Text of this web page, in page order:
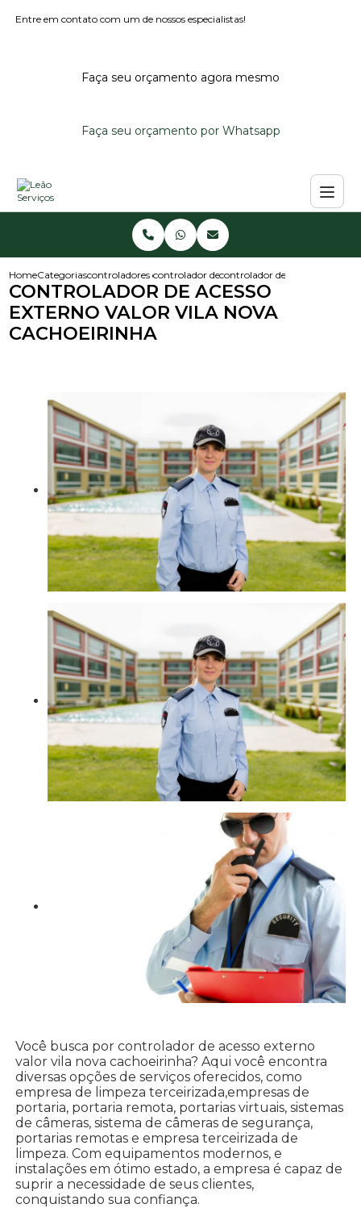
Entre em contato com um de nossos especialistas!
Faça seu orçamento agora mesmo
Faça seu orçamento por Whatsapp
HomeCategoriascontroladores de acessocontrolador de acesso portaria
controlador de acesso
CONTROLADOR DE ACESSO
EXTERNO VALOR VILA NOVA
CACHOEIRINHA
Você busca por controlador de acesso externo
valor vila nova cachoeirinha? Aqui você encontra
diversas opções de serviços oferecidos, como
empresa de limpeza terceirizada,empresas de
portaria, portaria remota, portarias virtuais, sistemas
de câmeras, sistema de câmeras de segurança,
portarias remotas e empresa terceirizada de
limpeza. Com equipamentos modernos, e
instalações em ótimo estado, a empresa é capaz de
suprir a necessidade de seus clientes,
conquistando sua confiança.